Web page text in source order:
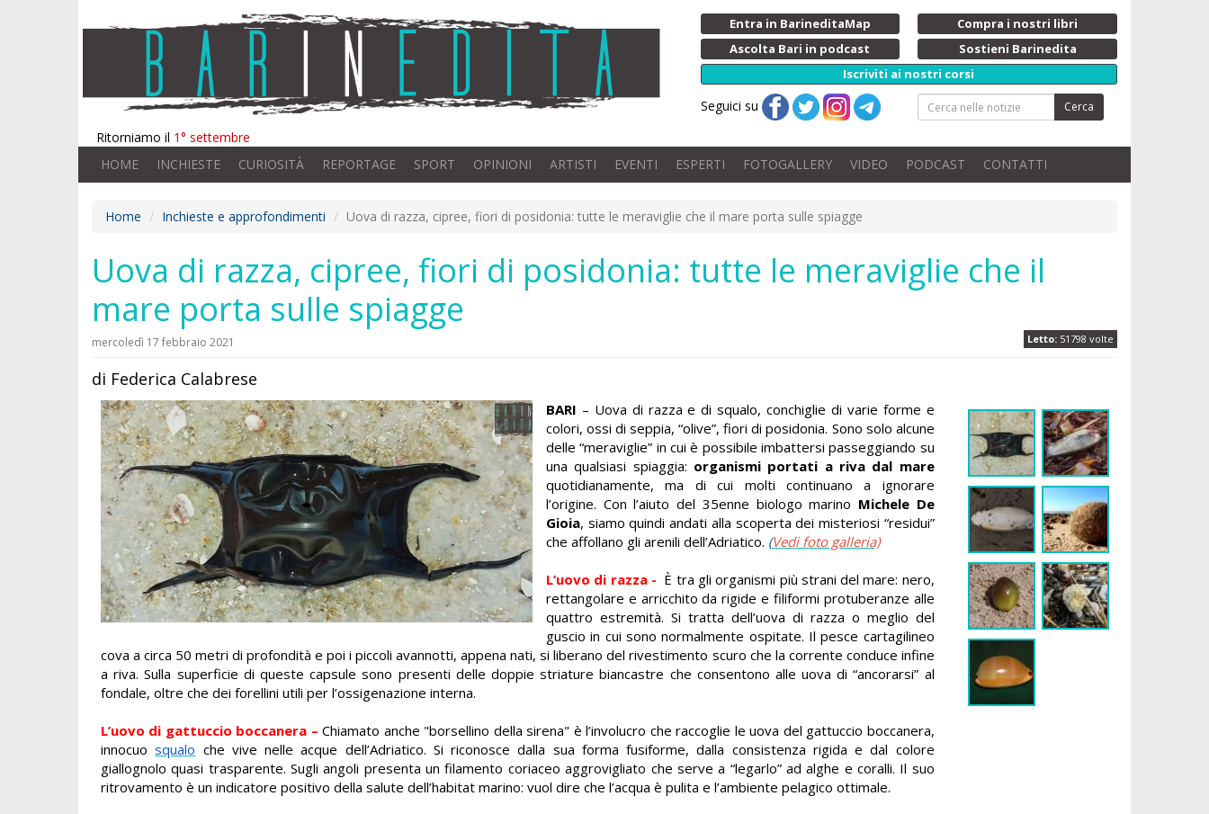
Ritorniamo il 1° settembre
Entra in BarineditaMap
Compra i nostri libri
Ascolta Bari in podcast
Sostieni Barinedita
Iscriviti ai nostri corsi
Seguici su Cerca
HOME INCHIESTE CURIOSITÀ REPORTAGE SPORT OPINIONI ARTISTI EVENTI ESPERTI FOTOGALLERY VIDEO PODCAST CONTATTI
Home Inchieste e approfondimenti Uova di razza, cipree, fiori di posidonia: tutte le meraviglie che il mare porta sulle spiagge
Uova di razza, cipree, fiori di posidonia: tutte le meraviglie che il
mare porta sulle spiagge
Letto: 51798 volte
mercoledì 17 febbraio 2021
di Federica Calabrese
BARI – Uova di razza e di squalo, conchiglie di varie forme e
colori, ossi di seppia, “olive”, fiori di posidonia. Sono solo alcune
delle “meraviglie” in cui è possibile imbattersi passeggiando su
una qualsiasi spiaggia: organismi portati a riva dal mare
quotidianamente, ma di cui molti continuano a ignorare
l’origine. Con l’aiuto del 35enne biologo marino Michele De
Gioia, siamo quindi andati alla scoperta dei misteriosi “residui”
che affollano gli arenili dell’Adriatico. (Vedi foto galleria)
L’uovo di razza - È tra gli organismi più strani del mare: nero,
rettangolare e arricchito da rigide e filiformi protuberanze alle
quattro estremità. Si tratta dell’uova di razza o meglio del
guscio in cui sono normalmente ospitate. Il pesce cartagilineo
cova a circa 50 metri di profondità e poi i piccoli avannotti, appena nati, si liberano del rivestimento scuro che la corrente conduce infine
a riva. Sulla superficie di queste capsule sono presenti delle doppie striature biancastre che consentono alle uova di “ancorarsi” al
fondale, oltre che dei forellini utili per l’ossigenazione interna.
L’uovo di gattuccio boccanera –Chiamato anche "borsellino della sirena" è l’involucro che raccoglie le uova del gattuccio boccanera,
innocuosqualo che vive nelle acque dell’Adriatico. Si riconosce dalla sua forma fusiforme, dalla consistenza rigida e dal colore
giallognolo quasi trasparente. Sugli angoli presenta un filamento coriaceo aggrovigliato che serve a “legarlo” ad alghe e coralli. Il suo
ritrovamento è un indicatore positivo della salute dell’habitat marino: vuol dire che l’acqua è pulita e l’ambiente pelagico ottimale.